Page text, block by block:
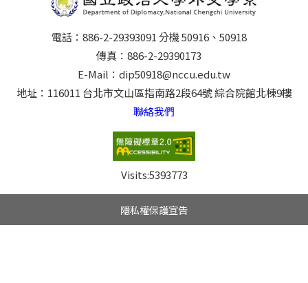
電話：886-2-29393091 分機 50916、50918
傳真：886-2-29390173
E-Mail：dip50918@nccu.edu.tw
地址：116011 台北市文山區指南路2段64號 綜合院館北棟9樓
聯絡我們
Visits:5393773
隱私權保護宣告